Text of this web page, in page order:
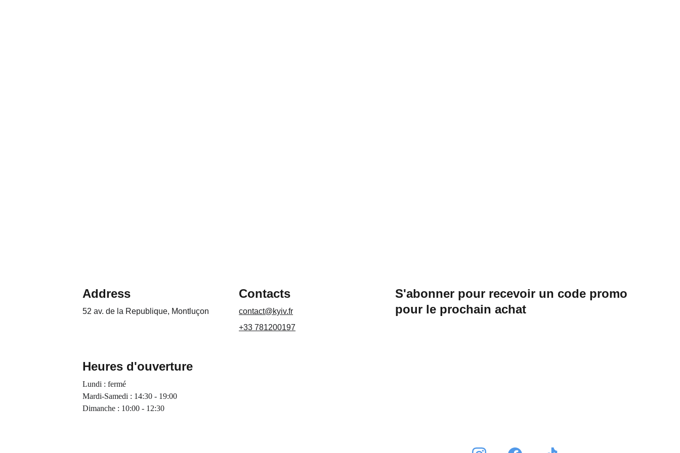
Address
52 av. de la Republique, Montluçon
Contacts
contact@kyiv.fr
+33 781200197
S'abonner pour recevoir un code promo
pour le prochain achat
Heures d'ouverture
Lundi : fermé
Mardi-Samedi : 14:30 - 19:00
Dimanche : 10:00 - 12:30